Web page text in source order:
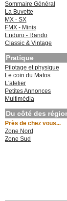
Sommaire Général
La Buvette
MX - SX
FMX - Minis
Enduro - Rando
Classic & Vintage
Pratique
Pilotage et physique
Le coin du Matos
L'atelier
Petites Annonces
Multimédia
Du côté des
Près de chez vous...
Zone Nord
Zone Sud